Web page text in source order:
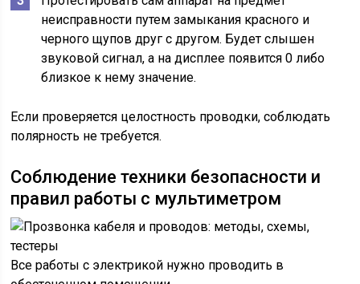
неисправности путем замыкания красного и
черного щупов друг с другом. Будет слышен
звуковой сигнал, а на дисплее появится 0 либо
близкое к нему значение.
Если проверяется целостность проводки, соблюдать
полярность не требуется.
Соблюдение техники безопасности и
правил работы с мультиметром
Все работы с электрикой нужно проводить в